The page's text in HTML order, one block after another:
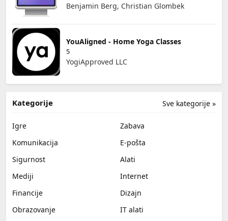
Benjamin Berg, Christian Glombek
YouAligned - Home Yoga Classes
5
YogiApproved LLC
Sve kategorije »
Kategorije
Igre
Zabava
Komunikacija
E-pošta
Sigurnost
Alati
Mediji
Internet
Financije
Dizajn
Obrazovanje
IT alati